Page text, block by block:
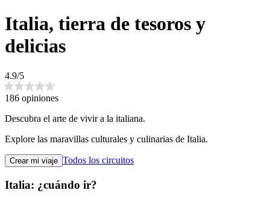
Italia, tierra de tesoros y
delicias
4.9/5
186 opiniones
Descubra el arte de vivir a la italiana.
Explore las maravillas culturales y culinarias de Italia.
Crear mi viaje Todos los circuitos
Italia: ¿cuándo ir?